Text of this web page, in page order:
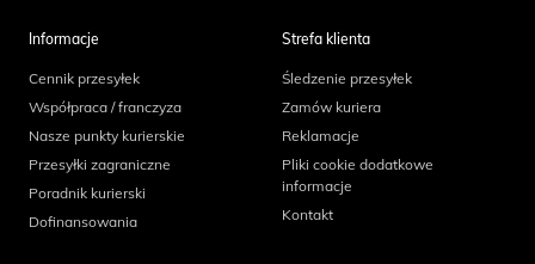
Informacje
Cennik przesyłek
Współpraca / franczyza
Nasze punkty kurierskie
Przesyłki zagraniczne
Poradnik kurierski
Dofinansowania
Strefa klienta
Śledzenie przesyłek
Zamów kuriera
Reklamacje
Pliki cookie dodatkowe
informacje
Kontakt